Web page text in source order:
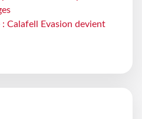
Calafell Evasion devient